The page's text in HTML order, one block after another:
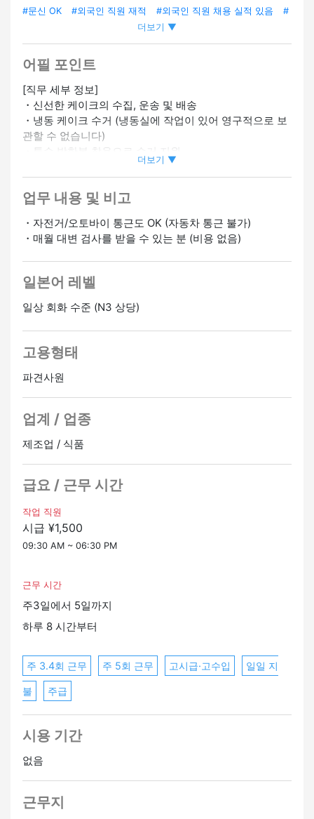
#문신 OK
#외국인 직원 재적 #외국인 직원 채용 실적 있음
#
#여성 활약중 #LGBTQ+ 프렌들리
잡 OK
#시프트 자유 #트레이닝 있음 #미경험 OK
#경험자
우대
#단순 작업
커 환영
#타갈로그어 스피커 환영
네팔어 스피커 환영
#인도네시아어 스피커 환영
더보기 ▼
어필 포인트
[직무 세부 정보]
・신선한 케이크의 수집, 운송 및 배송
・냉동 케이크 수거 (냉동실에 작업이 있어 영구적으로 보
관할 수 없습니다)
・특수 방한복 착용으로 수거 지원
・키타신요코하마역에서 도보 5분 거리의 편리한 입지로
・냉동고 작업은 시간이 짧습니다!특별한 따뜻한 옷 세트
도 빌려드립니다.
[급여]
시간당 1,500엔
※초과근무를 하면 시간당 임금이 25% 인상됩니다!
[복지]
・사회보험
・복지 연금
・유니폼 세트 대여 (상의, 하의, 모자, 신발, 방한)
・전자레인지, 화장실, 탈의실, 흡연실, 사물함 이용 가능
09:30 ~ 18:30 (실제 근무 8시간, 휴식 1시간)
※1~2시간의 초과근무가 있습니다.
[근무일]
월요일부터 일요일, 공휴일까지 주 3~5일 근무 (교대제)
※토요일, 일요일 중 근무 가능자 환영
[자격]
・일본어 레벨 N3 이상 (읽기 및 쓰기 필수)
・2026년 7월 말까지 61일간 단기 근무 가능한 자
・실내 온도가 20도 이하인 환경에서 작업하는데 문제가
[교통 수단]
・요코하마 시영 지하철 블루라인 키타신요코하마역에서
[근무지]
카나가와현 요코하마시 고호쿠구 키타신요코하마
더보기 ▼
업무 내용 및 비고
・자전거/오토바이 통근도 OK (자동차 통근 불가)
・매월 대변 검사를 받을 수 있는 분 (비용 없음)
일본어 레벨
일상 회화 수준 (N3 상당)
고용형태
파견사원
업계 / 업종
제조업 / 식품
급요 / 근무 시간
작업 직원
시급 ¥1,500
09:30 AM ~ 06:30 PM
근무 시간
주3일에서 5일까지
하루 8 시간부터
주 3.4회 근무 주 5회 근무 고시급·고수입 일일 지
불 주급
시용 기간
없음
근무지